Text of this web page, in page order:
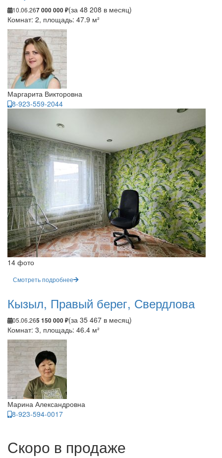
10.06.267 000 000 ₽(за 48 208 в месяц)
Комнат: 2, площадь: 47.9 м²
Маргарита Викторовна
8-923-559-2044
14 фото
Смотреть подробнее
Кызыл, Правый берег, Свердлова
05.06.265 150 000 ₽(за 35 467 в месяц)
Комнат: 3, площадь: 46.4 м²
Марина Александровна
8-923-594-0017
Скоро в продаже